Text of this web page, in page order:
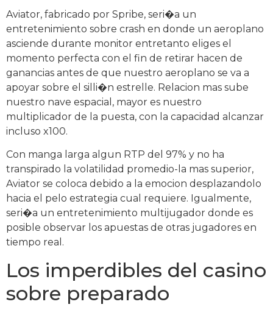
Aviator, fabricado por Spribe, seri�a un
entretenimiento sobre crash en donde un aeroplano
asciende durante monitor entretanto eliges el
momento perfecta con el fin de retirar hacen de
ganancias antes de que nuestro aeroplano se va a
apoyar sobre el silli�n estrelle. Relacion mas sube
nuestro nave espacial, mayor es nuestro
multiplicador de la puesta, con la capacidad alcanzar
incluso x100.
Con manga larga algun RTP del 97% y no ha
transpirado la volatilidad promedio-la mas superior,
Aviator se coloca debido a la emocion desplazandolo
hacia el pelo estrategia cual requiere. Igualmente,
seri�a un entretenimiento multijugador donde es
posible observar los apuestas de otras jugadores en
tiempo real.
Los imperdibles del casino
sobre preparado